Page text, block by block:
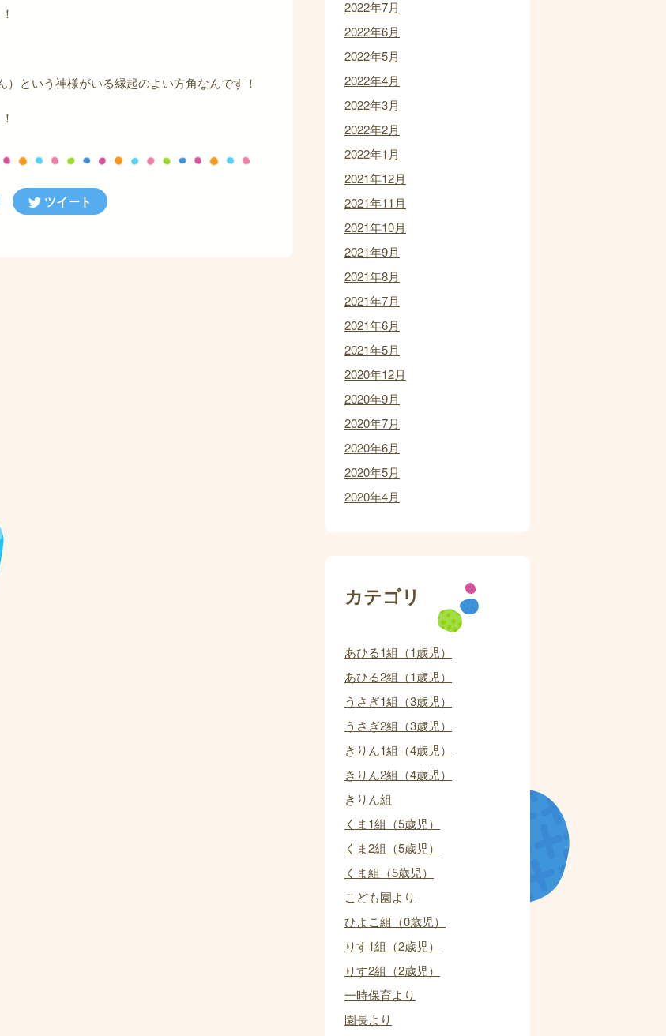
という神様がいる縁起のよい方角なんです！
ツイート
2022年7月
2022年6月
2022年5月
2022年4月
2022年3月
2022年2月
2022年1月
2021年12月
2021年11月
2021年10月
2021年9月
2021年8月
2021年7月
2021年6月
2021年5月
2020年12月
2020年9月
2020年7月
2020年6月
2020年5月
2020年4月
カテゴリ
あひる1組（1歳児）
あひる2組（1歳児）
うさぎ1組（3歳児）
うさぎ2組（3歳児）
きりん1組（4歳児）
きりん2組（4歳児）
きりん組
くま1組（5歳児）
くま2組（5歳児）
くま組（5歳児）
こども園より
ひよこ組（0歳児）
りす1組（2歳児）
りす2組（2歳児）
一時保育より
園長より